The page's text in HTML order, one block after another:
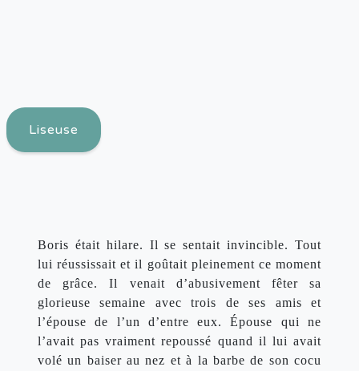
Liseuse
Boris était hilare. Il se sentait invincible. Tout
lui réussissait et il goûtait pleinement ce moment
de grâce. Il venait d’abusivement fêter sa
glorieuse semaine avec trois de ses amis et
l’épouse de l’un d’entre eux. Épouse qui ne
l’avait pas vraiment repoussé quand il lui avait
volé un baiser au nez et à la barbe de son cocu